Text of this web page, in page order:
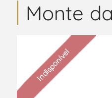
Monte
Indisponível